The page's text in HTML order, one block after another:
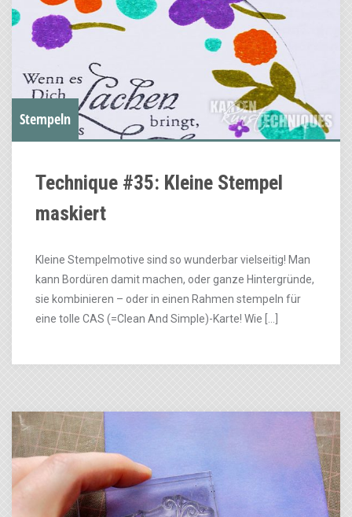
Stempeln
Technique #35: Kleine Stempel
maskiert
Kleine Stempelmotive sind so wunderbar vielseitig! Man
kann Bordüren damit machen, oder ganze Hintergründe,
sie kombinieren – oder in einen Rahmen stempeln für
eine tolle CAS (=Clean And Simple)-Karte! Wie […]